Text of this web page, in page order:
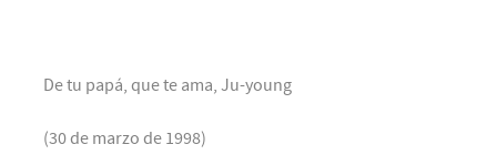
De tu papá, que te ama, Ju-young
(30 de marzo de 1998)